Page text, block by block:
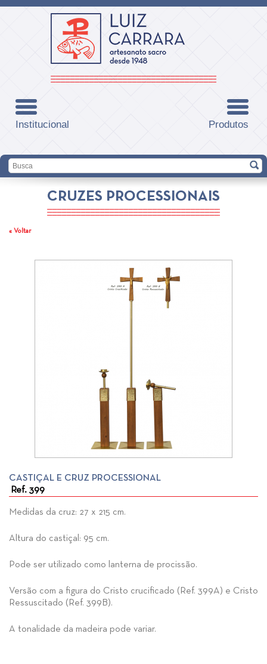
Institucional Produtos
CRUZES PROCESSIONAIS
« Voltar
CASTIÇAL E CRUZ PROCESSIONAL
Ref. 399
Medidas da cruz: 27 x 215 cm.
Altura do castiçal: 95 cm.
Pode ser utilizado como lanterna de procissão.
Versão com a figura do Cristo crucificado (Ref. 399A) e Cristo
Ressuscitado (Ref. 399B).
A tonalidade da madeira pode variar.